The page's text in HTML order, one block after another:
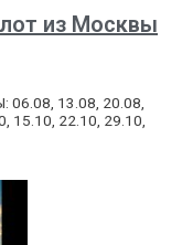
из Москвы
13.08, 20.08,
15.10, 22.10, 29.10,